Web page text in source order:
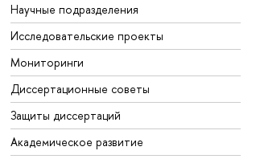
Научные подразделения
Исследовательские проекты
Мониторинги
Диссертационные советы
Защиты диссертаций
Академическое развитие